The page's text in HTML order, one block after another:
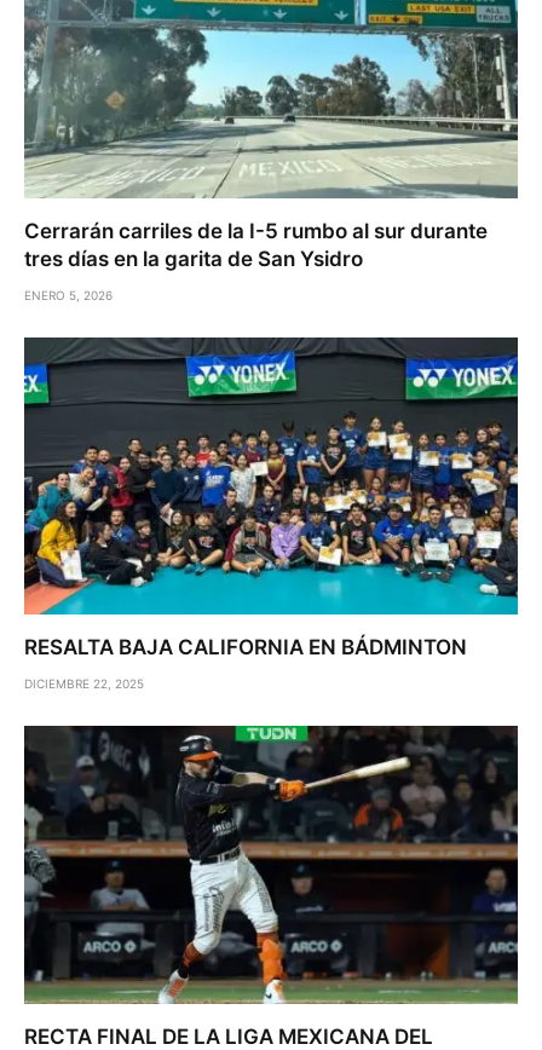
Cerrarán carriles de la I-5 rumbo al sur durante
tres días en la garita de San Ysidro
ENERO 5, 2026
RESALTA BAJA CALIFORNIA EN BÁDMINTON
DICIEMBRE 22, 2025
RECTA FINAL DE LA LIGA MEXICANA DEL